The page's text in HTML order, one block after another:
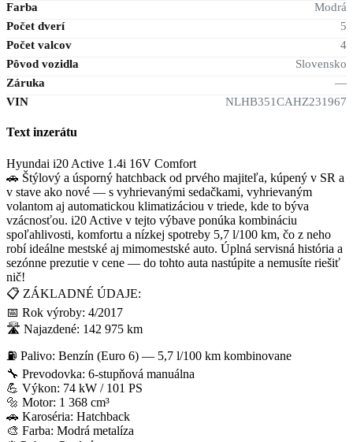
Farba
Modrá
Počet dverí
5
Počet valcov
4
Pôvod vozidla
Slovensko
Záruka
—
VIN
NLHB351CAHZ231967
Text inzerátu
Hyundai i20 Active 1.4i 16V Comfort
🚗 Štýlový a úsporný hatchback od prvého majiteľa, kúpený v SR a
v stave ako nové — s vyhrievanými sedačkami, vyhrievaným
volantom aj automatickou klimatizáciou v triede, kde to býva
vzácnosťou. i20 Active v tejto výbave ponúka kombináciu
spoľahlivosti, komfortu a nízkej spotreby 5,7 l/100 km, čo z neho
robí ideálne mestské aj mimomestské auto. Úplná servisná história a
sezónne prezutie v cene — do tohto auta nastúpite a nemusíte riešiť
nič!
📋 ZÁKLADNÉ ÚDAJE:
📅 Rok výroby: 4/2017
🛣️ Najazdené: 142 975 km
⛽ Palivo: Benzín (Euro 6) — 5,7 l/100 km kombinovane
🔧 Prevodovka: 6-stupňová manuálna
💪 Výkon: 74 kW / 101 PS
🔩 Motor: 1 368 cm³
🚗 Karoséria: Hatchback
🎨 Farba: Modrá metalíza